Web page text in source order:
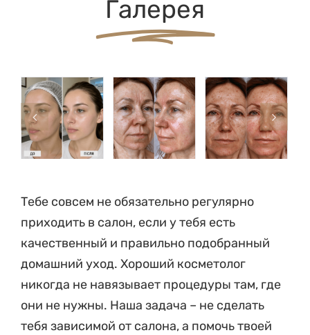
Галерея
Тебе совсем не обязательно регулярно
приходить в салон, если у тебя есть
качественный и правильно подобранный
домашний уход. Хороший косметолог
никогда не навязывает процедуры там, где
они не нужны. Наша задача – не сделать
тебя зависимой от салона, а помочь твоей